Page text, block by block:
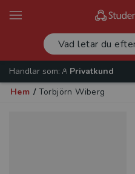
Handlar som:
Privatkund
Hem / Torbjörn Wiberg